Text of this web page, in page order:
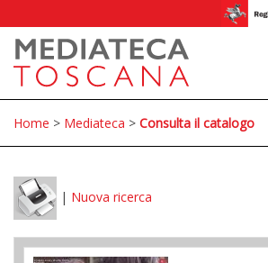
Home > Mediateca > Consulta il catalogo
| Nuova ricerca